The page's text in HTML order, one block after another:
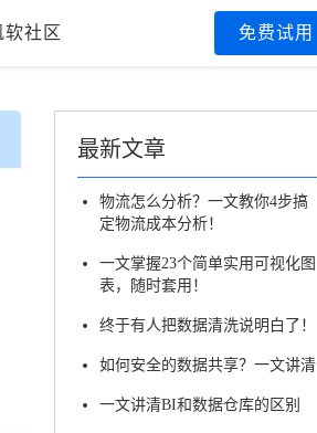
软社区 免费试用
最新文章
物流怎么分析？一文教你4步搞
定物流成本分析！
一文掌握23个简单实用可视化图
表，随时套用！
终于有人把数据清洗说明白了！
如何安全的数据共享？一文讲清
一文讲清BI和数据仓库的区别